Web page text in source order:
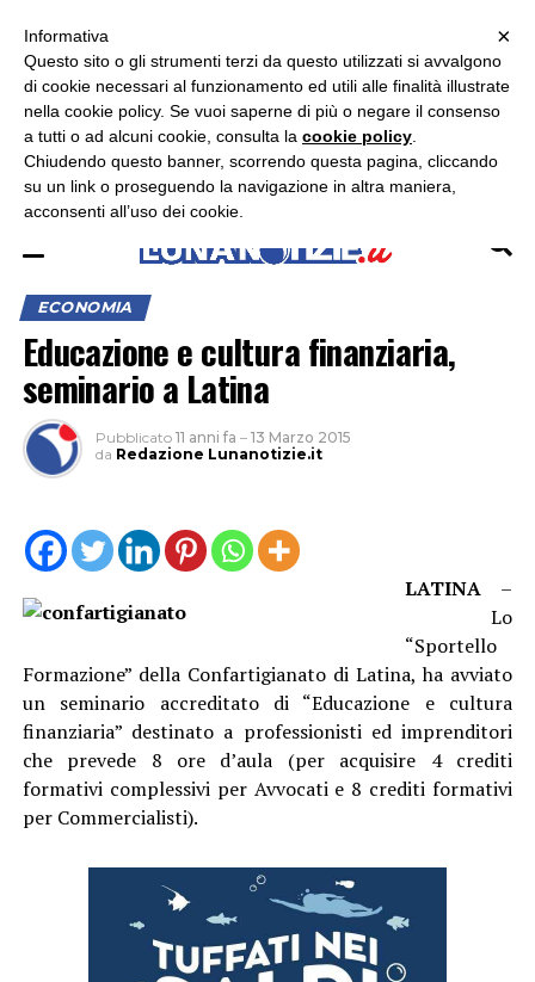
ASCOLTA RADIO LUNA
ECONOMIA
Educazione e cultura finanziaria,
seminario a Latina
Pubblicato 11 anni fa – 13 Marzo 2015
da Redazione Lunanotizie.it
LATINA–
Lo
“Sportello
Formazione” della Confartigianato di Latina, ha avviato
un seminario accreditato di “Educazione e cultura
finanziaria” destinato a professionisti ed imprenditori
che prevede 8 ore d’aula (per acquisire 4 crediti
formativi complessivi per Avvocati e 8 crediti formativi
per Commercialisti).
×
×
Informativa
Questo sito o gli strumenti terzi da questo utilizzati si avvalgono
di cookie necessari al funzionamento ed utili alle finalità illustrate
nella cookie policy. Se vuoi saperne di più o negare il consenso
a tutti o ad alcuni cookie, consulta la cookie policy
Chiudendo questo banner, scorrendo questa pagina, cliccando
su un link o proseguendo la navigazione in altra maniera,
acconsenti all’uso dei cookie.